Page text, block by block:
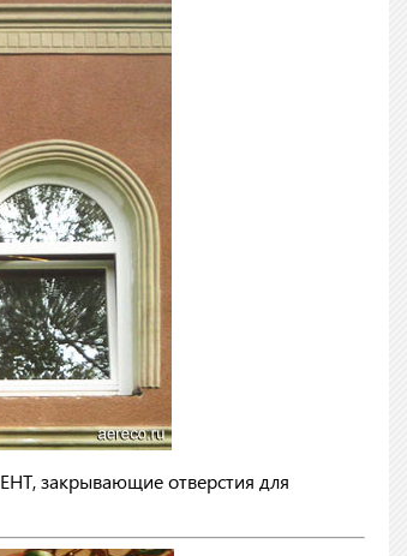
закрывающие отверстия для